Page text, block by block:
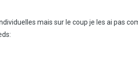
mais sur le coup je les ai pas